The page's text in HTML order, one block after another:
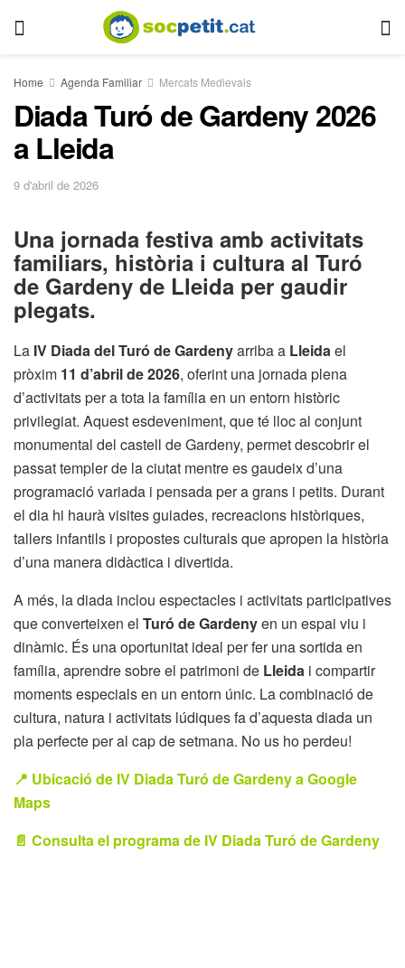
Home Agenda Familiar Mercats Medievals
Diada Turó de Gardeny 2026
a Lleida
9 d'abril de 2026
Una jornada festiva amb activitats
familiars, història i cultura al Turó
de Gardeny de Lleida per gaudir
plegats.
La IV Diada del Turó de Gardenyarriba a Lleidael
pròxim 11 d’abril de 2026, oferint una jornada plena
d’activitats per a tota la família en un entorn històric
privilegiat. Aquest esdeveniment, que té lloc al conjunt
monumental del castell de Gardeny, permet descobrir el
passat templer de la ciutat mentre es gaudeix d’una
programació variada i pensada per a grans i petits. Durant
el dia hi haurà visites guiades, recreacions històriques,
tallers infantils i propostes culturals que apropen la història
d’una manera didàctica i divertida.
A més, la diada inclou espectacles i activitats participatives
que converteixen el Turó de Gardenyen un espai viu i
dinàmic. És una oportunitat ideal per fer una sortida en
família, aprendre sobre el patrimoni de Lleida i compartir
moments especials en un entorn únic. La combinació de
cultura, natura i activitats lúdiques fa d’aquesta diada un
pla perfecte per al cap de setmana. No us ho perdeu!
📍 Ubicació de IV Diada Turó de Gardeny a Google
Maps
📄 Consulta el programa de IV Diada Turó de Gardeny